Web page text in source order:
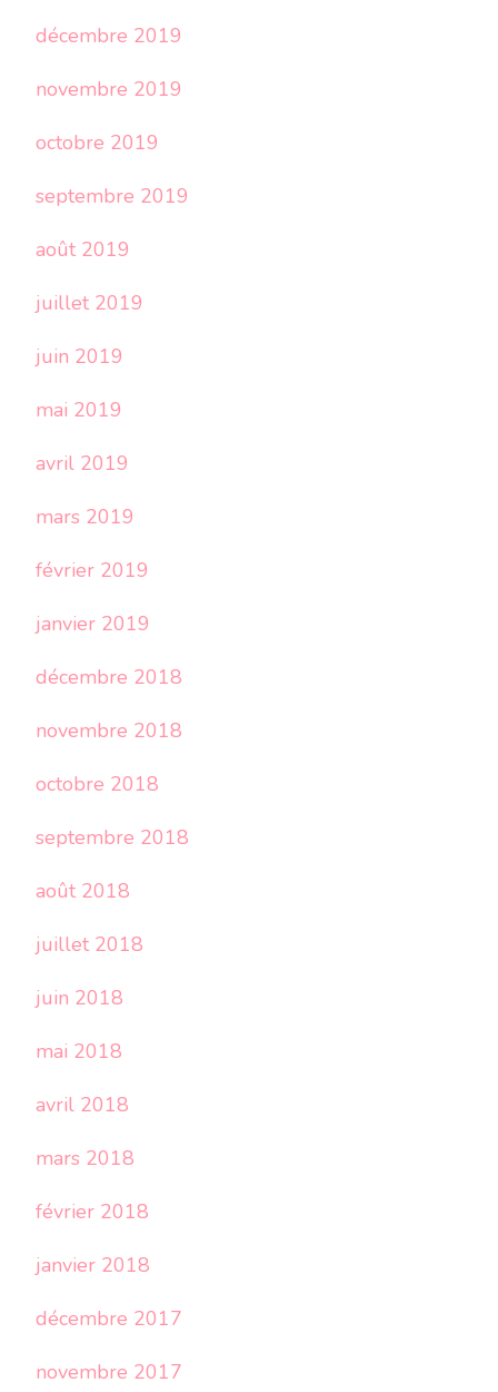
décembre 2019
novembre 2019
octobre 2019
septembre 2019
août 2019
juillet 2019
juin 2019
mai 2019
avril 2019
mars 2019
février 2019
janvier 2019
décembre 2018
novembre 2018
octobre 2018
septembre 2018
août 2018
juillet 2018
juin 2018
mai 2018
avril 2018
mars 2018
février 2018
janvier 2018
décembre 2017
novembre 2017